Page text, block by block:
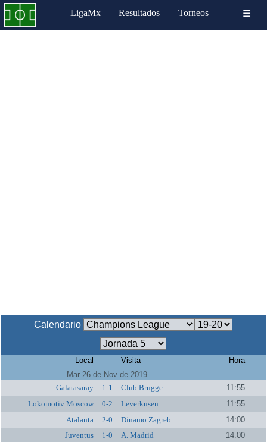
LigaMx Resultados Torneos ☰
Calendario
Local Visita
Hora
Mar 26 de Nov de 2019
Galatasaray
1-1 Club Brugge
11:55
Lokomotiv Moscow
0-2 Leverkusen
11:55
Atalanta
2-0 Dinamo Zagreb
14:00
Juventus
1-0 A. Madrid
14:00